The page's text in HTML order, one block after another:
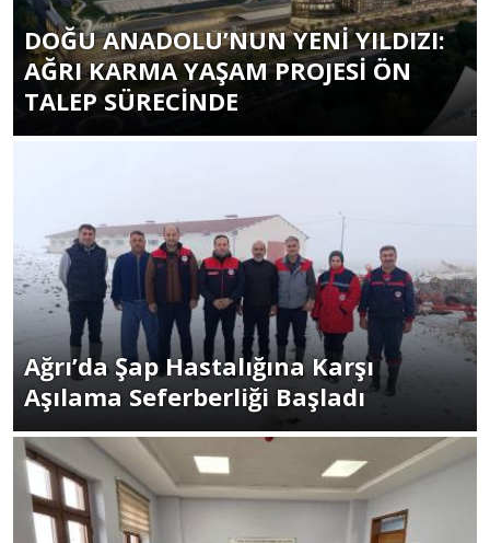
DOĞU ANADOLU’NUN YENİ YILDIZI:
AĞRI KARMA YAŞAM PROJESİ ÖN
TALEP SÜRECİNDE
Ağrı’da Şap Hastalığına Karşı
Aşılama Seferberliği Başladı